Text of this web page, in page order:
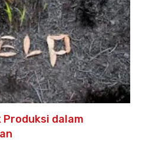
Produksi dalam